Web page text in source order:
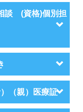
談 (資格)個別担
（親）医療証